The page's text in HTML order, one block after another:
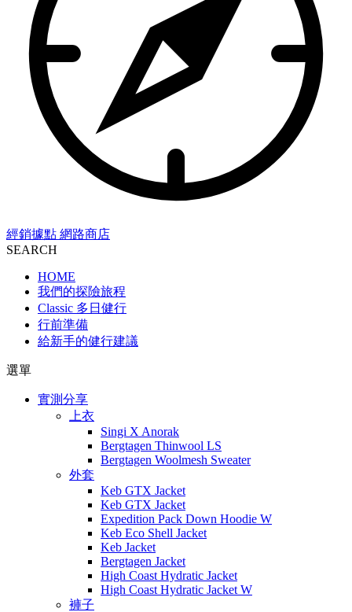
經銷據點 網路商店
SEARCH
HOME
我們的探險旅程
Classic 多日健行
行前準備
給新手的健行建議
選單
實測分享
上衣
Singi X Anorak
Bergtagen Thinwool LS
Bergtagen Woolmesh Sweater
外套
Keb GTX Jacket
Keb GTX Jacket
Expedition Pack Down Hoodie W
Keb Eco Shell Jacket
Keb Jacket
Bergtagen Jacket
High Coast Hydratic Jacket
High Coast Hydratic Jacket W
褲子